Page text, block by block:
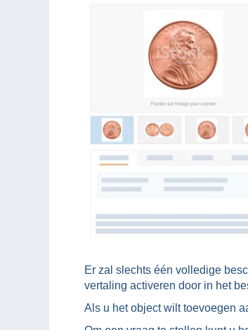
Er zal slechts één volledige
vertaling activeren door in het
Als u het object wilt toevoegen